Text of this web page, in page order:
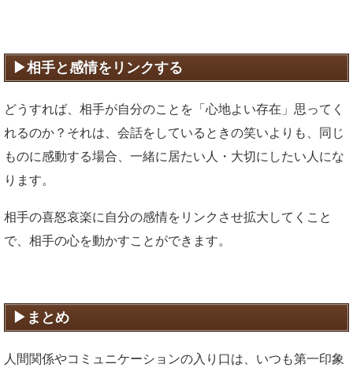
相手と感情をリンクする
どうすれば、相手が自分のことを「心地よい存在」思ってく
れるのか？それは、会話をしているときの笑いよりも、同じ
ものに感動する場合、一緒に居たい人・大切にしたい人にな
ります。
相手の喜怒哀楽に自分の感情をリンクさせ拡大してくこと
で、相手の心を動かすことができます。
まとめ
人間関係やコミュニケーションの入り口は、いつも第一印象